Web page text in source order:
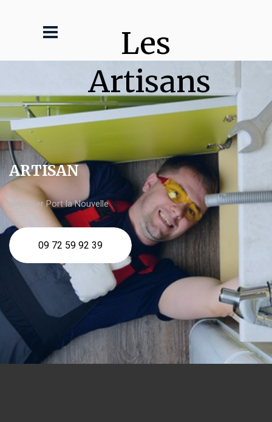
Les
Artisans
ARTISAN
plombier Port la Nouvelle
09 72 59 92 39